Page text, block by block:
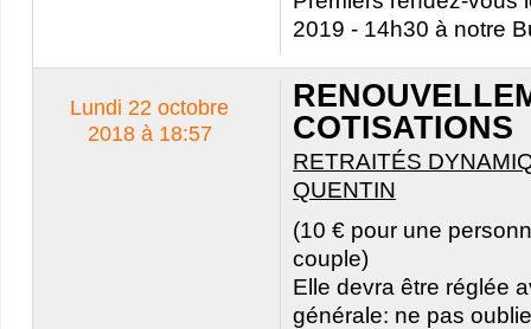
2019 - 14h30 à notre
Lundi 22 octobre
2018 à 18:57
COTISATIONS
RETRAITÉS
QUENTIN
(10 € pour une
couple)
Elle devra être réglée
générale: ne pas